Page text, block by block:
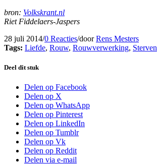
bron: Volkskrant.nl
Riet Fiddelaers-Jaspers
28 juli 2014/0 Reacties/doorRens Mesters
Tags: Liefde, Rouw, Rouwverwerking, Sterven
Deel dit stuk
Delen op Facebook
Delen op X
Delen op WhatsApp
Delen op Pinterest
Delen op LinkedIn
Delen op Tumblr
Delen op Vk
Delen op Reddit
Delen via e-mail